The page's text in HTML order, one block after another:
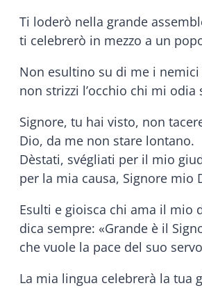
Ti loderò nella grande
ti celebrerò in mezzo a un
Non esultino su di me i
non strizzi l’occhio chi mi odia
Signore, tu hai visto, non
Dio, da me non stare lontano.
Dèstati, svégliati per il mio
per la mia causa, Signore mio
Esulti e gioisca chi ama il mio
dica sempre: «Grande è il
che vuole la pace del suo
La mia lingua celebrerà la tua